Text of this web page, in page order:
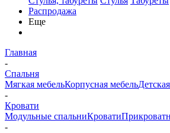
Распродажа
Еще
Главная
-
Спальня
Мягкая мебельКорпусная мебельДетская
-
Кровати
Модульные спальниКровати
-